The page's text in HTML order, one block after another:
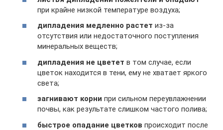
при крайне низкой температуре воздуха;
дипладения медленно растет из-за
отсутствия или недостаточного поступления
минеральных веществ;
дипладения не цветет в том случае, если
цветок находится в тени, ему не хватает яркого
света;
загнивают корни при сильном переувлажнении
почвы, как результате слишком частого полива;
быстрое опадание цветков происходит после